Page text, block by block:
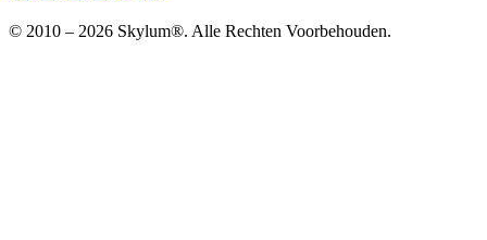
© 2010 – 2026 Skylum®. Alle Rechten Voorbehouden.